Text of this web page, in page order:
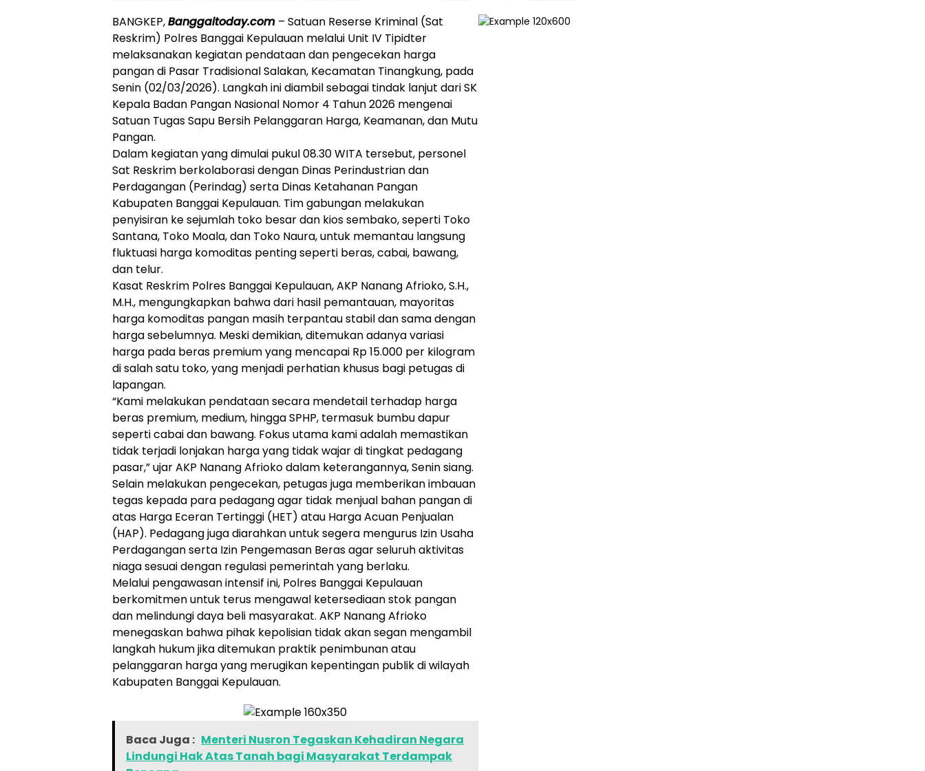
BANGKEP,Banggaitoday.com – Satuan Reserse Kriminal (Sat
Reskrim) Polres Banggai Kepulauan melalui Unit IV Tipidter
melaksanakan kegiatan pendataan dan pengecekan harga
pangan di Pasar Tradisional Salakan, Kecamatan Tinangkung, pada
Senin (02/03/2026). Langkah ini diambil sebagai tindak lanjut dari SK
Kepala Badan Pangan Nasional Nomor 4 Tahun 2026 mengenai
Satuan Tugas Sapu Bersih Pelanggaran Harga, Keamanan, dan Mutu
Pangan.
Dalam kegiatan yang dimulai pukul 08.30 WITA tersebut, personel
Sat Reskrim berkolaborasi dengan Dinas Perindustrian dan
Perdagangan (Perindag) serta Dinas Ketahanan Pangan
Kabupaten Banggai Kepulauan. Tim gabungan melakukan
penyisiran ke sejumlah toko besar dan kios sembako, seperti Toko
Santana, Toko Moala, dan Toko Naura, untuk memantau langsung
fluktuasi harga komoditas penting seperti beras, cabai, bawang,
dan telur.
Kasat Reskrim Polres Banggai Kepulauan, AKP Nanang Afrioko, S.H.,
M.H., mengungkapkan bahwa dari hasil pemantauan, mayoritas
harga komoditas pangan masih terpantau stabil dan sama dengan
harga sebelumnya. Meski demikian, ditemukan adanya variasi
harga pada beras premium yang mencapai Rp 15.000 per kilogram
di salah satu toko, yang menjadi perhatian khusus bagi petugas di
lapangan.
“Kami melakukan pendataan secara mendetail terhadap harga
beras premium, medium, hingga SPHP, termasuk bumbu dapur
seperti cabai dan bawang. Fokus utama kami adalah memastikan
tidak terjadi lonjakan harga yang tidak wajar di tingkat pedagang
pasar,” ujar AKP Nanang Afrioko dalam keterangannya, Senin siang.
Selain melakukan pengecekan, petugas juga memberikan imbauan
tegas kepada para pedagang agar tidak menjual bahan pangan di
atas Harga Eceran Tertinggi (HET) atau Harga Acuan Penjualan
(HAP). Pedagang juga diarahkan untuk segera mengurus Izin Usaha
Perdagangan serta Izin Pengemasan Beras agar seluruh aktivitas
niaga sesuai dengan regulasi pemerintah yang berlaku.
Melalui pengawasan intensif ini, Polres Banggai Kepulauan
berkomitmen untuk terus mengawal ketersediaan stok pangan
dan melindungi daya beli masyarakat. AKP Nanang Afrioko
menegaskan bahwa pihak kepolisian tidak akan segan mengambil
langkah hukum jika ditemukan praktik penimbunan atau
pelanggaran harga yang merugikan kepentingan publik di wilayah
Kabupaten Banggai Kepulauan.
Baca Juga : Menteri Nusron Tegaskan Kehadiran Negara
Lindungi Hak Atas Tanah bagi Masyarakat Terdampak